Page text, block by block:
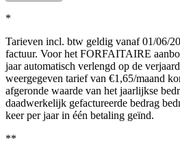
*
Tarieven incl. btw geldig vanaf 01/06/
factuur. Voor het FORFAITAIRE
jaar automatisch verlengd op de
weergegeven tarief van €1,65/maand
afgeronde waarde van het jaarlijkse
daadwerkelijk gefactureerde bedrag
keer per jaar in één betaling geïnd.
**